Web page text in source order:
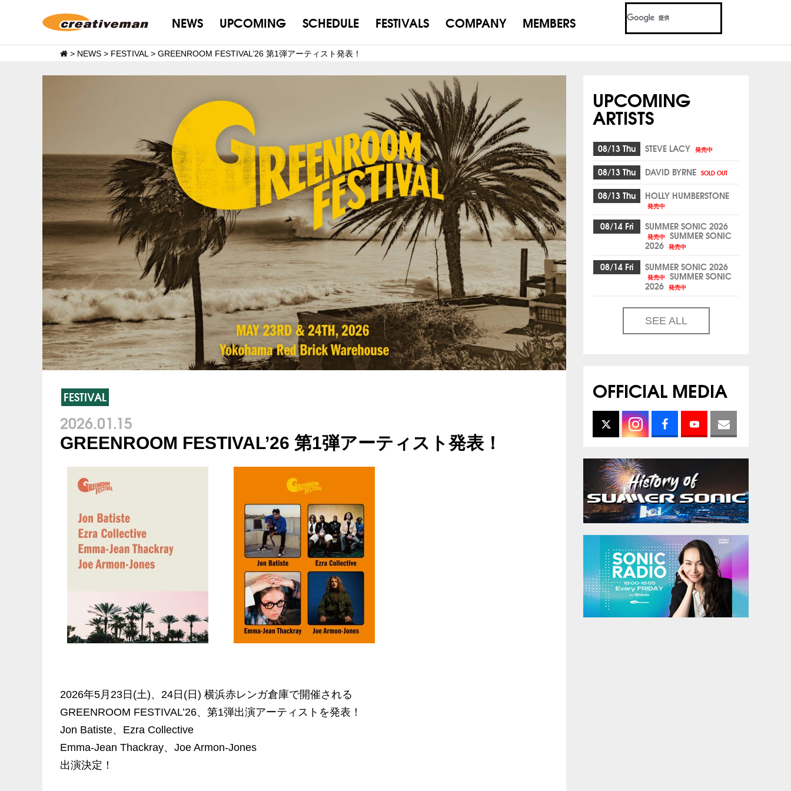
NEWS UPCOMING SCHEDULE FESTIVALS COMPANY MEMBERS
> NEWS > FESTIVAL > GREENROOM FESTIVAL’26 第1弾アーティスト発表！
FESTIVAL
2026.01.15
GREENROOM FESTIVAL’26 第1弾アーティスト発表！
2026年5月23日(土)、24日(日) 横浜赤レンガ倉庫で開催される
GREENROOM FESTIVAL’26、第1弾出演アーティストを発表！
Jon Batiste、Ezra Collective
Emma-Jean Thackray、Joe Armon-Jones
出演決定！
UPCOMING
ARTISTS
08/13 Thu STEVE LACY 発売中
08/13 Thu DAVID BYRNE SOLD OUT
08/13 Thu HOLLY HUMBERSTONE
発売中
08/14 Fri SUMMER SONIC 2026
発売中 SUMMER SONIC
2026 発売中
08/14 Fri SUMMER SONIC 2026
発売中 SUMMER SONIC
2026 発売中
SEE ALL
OFFICIAL MEDIA